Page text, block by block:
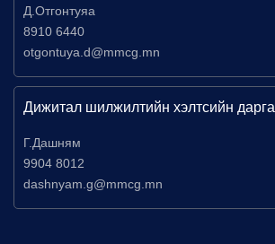
Д.Отгонтуяа
8910 6440
otgontuya.d@mmcg.mn
Дижитал шилжилтийн хэлтсийн дарга
Г.Дашням
9904 8012
dashnyam.g@mmcg.mn